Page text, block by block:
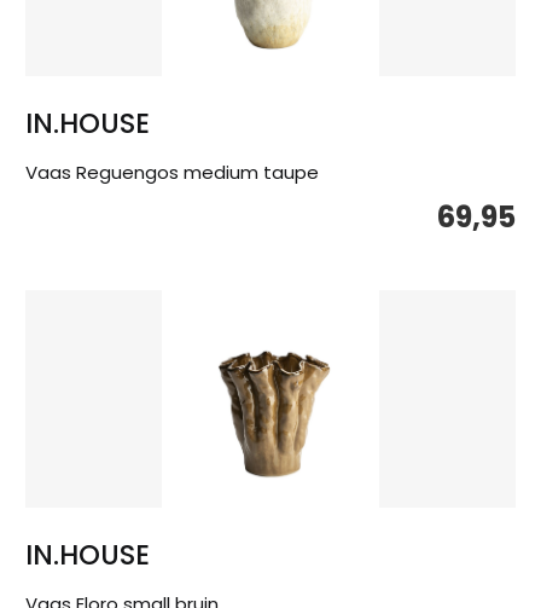
IN.HOUSE
Vaas Reguengos medium taupe
69,95
IN.HOUSE